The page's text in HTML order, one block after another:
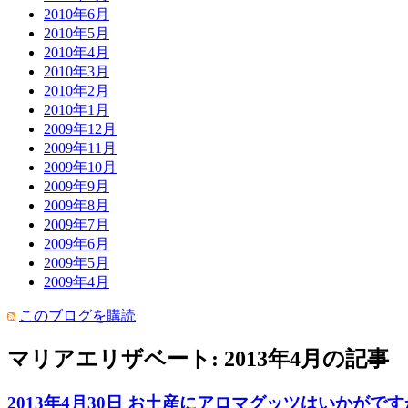
2010年6月
2010年5月
2010年4月
2010年3月
2010年2月
2010年1月
2009年12月
2009年11月
2009年10月
2009年9月
2009年8月
2009年7月
2009年6月
2009年5月
2009年4月
このブログを購読
マリアエリザベート: 2013年4月の記事
2013年4月30日 お土産にアロマグッツはいかがで